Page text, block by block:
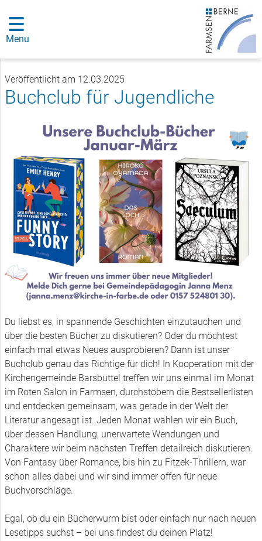
Menu
Veröffentlicht am 12.03.2025
Buchclub für Jugendliche
Du liebst es, in spannende Geschichten einzutauchen und
über die besten Bücher zu diskutieren? Oder du möchtest
einfach mal etwas Neues ausprobieren? Dann ist unser
Buchclub genau das Richtige für dich! In Kooperation mit der
Kirchengemeinde Barsbüttel treffen wir uns einmal im Monat
im Roten Salon in Farmsen, durchstöbern die Bestsellerlisten
und entdecken gemeinsam, was gerade in der Welt der
Literatur angesagt ist. Jeden Monat wählen wir ein Buch,
über dessen Handlung, unerwartete Wendungen und
Charaktere wir beim nächsten Treffen detailreich diskutieren.
Von Fantasy über Romance, bis hin zu Fitzek-Thrillern, war
schon alles dabei und wir sind immer offen für neue
Buchvorschläge.
Egal, ob du ein Bücherwurm bist oder einfach nur nach neuen
Lesetipps suchst – bei uns findest du deinen Platz!